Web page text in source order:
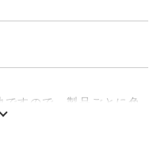
すので、製品ごとに色
ツブツブ(植物の破片)が